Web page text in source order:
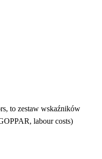
to zestaw wskaźników
labour costs)